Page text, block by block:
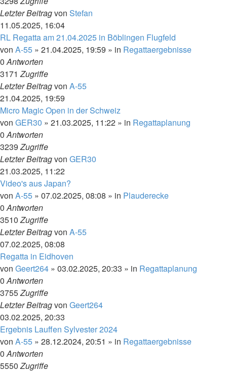
Letzter Beitragvon Stefan
11.05.2025, 16:04
RL Regatta am 21.04.2025 in Böblingen Flugfeld
von A-55 » 21.04.2025, 19:59 » in Regattaergebnisse
0Antworten
3171Zugriffe
Letzter Beitragvon A-55
21.04.2025, 19:59
Micro Magic Open in der Schweiz
von GER30 » 21.03.2025, 11:22 » in Regattaplanung
0Antworten
3239Zugriffe
Letzter Beitragvon GER30
21.03.2025, 11:22
Video's aus Japan?
von A-55 » 07.02.2025, 08:08 » in Plauderecke
0Antworten
3510Zugriffe
Letzter Beitragvon A-55
07.02.2025, 08:08
Regatta in Eidhoven
von Geert264 » 03.02.2025, 20:33 » in Regattaplanung
0Antworten
3755Zugriffe
Letzter Beitragvon Geert264
03.02.2025, 20:33
Ergebnis Lauffen Sylvester 2024
von A-55 » 28.12.2024, 20:51 » in Regattaergebnisse
0Antworten
5550Zugriffe